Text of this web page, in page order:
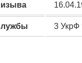
3 УкрФ